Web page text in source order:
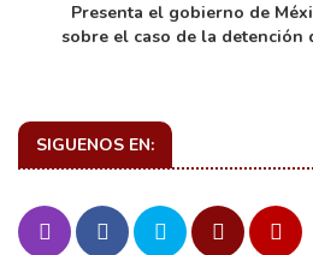
Presenta el gobierno de
sobre el caso de la detención
SIGUENOS EN: